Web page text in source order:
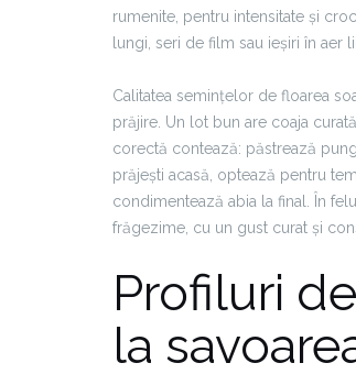
rumenite, pentru intensitate și
lungi, seri de film sau ieșiri în aer
Calitatea semințelor de floarea
prăjire. Un lot bun are coaja
corectă contează: păstrează
prăjești acasă, optează pentru
condimentează abia la final. În
frăgezime, cu un gust curat și
Profiluri
la